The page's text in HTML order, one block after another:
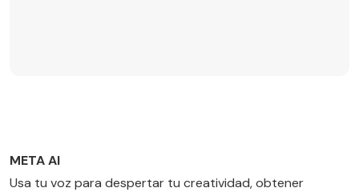
META AI
Usa tu voz para despertar tu creatividad, obtener